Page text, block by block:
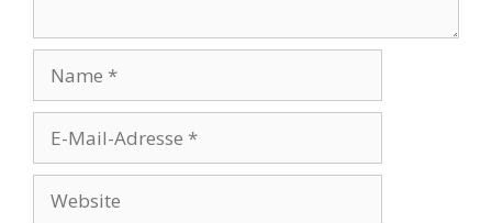
Mail-
Adresse